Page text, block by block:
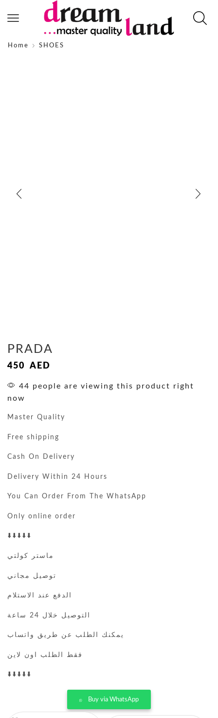
Home SHOES
PRADA
450 AED
44 people are viewing this product right
now
Master Quality
Free shipping
Cash On Delivery
Delivery Within 24 Hours
You Can Order From The WhatsApp
Only online order
⬇️⬇️⬇️⬇️⬇️
ماستر كولتي
توصيل مجاني
الدفع عند الاستلام
التوصيل خلال 24 ساعة
يمكنك الطلب عن طريق واتساب
فقط الطلب اون لاين
⬇️⬇️⬇️⬇️⬇️
Buy via WhatsApp